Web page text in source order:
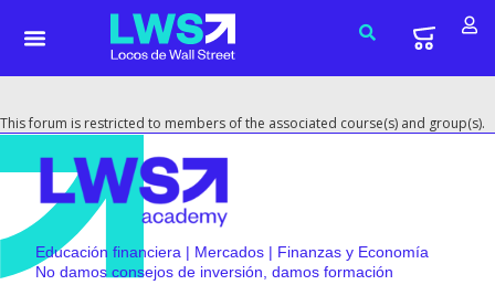
This forum is restricted to members of the associated course(s) and group(s).
Educación financiera | Mercados | Finanzas y Economía
No damos consejos de inversión, damos formación